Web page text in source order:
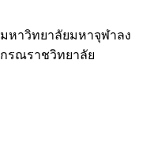
มหาวิทยาลัยมหาจุฬาลง
กรณราชวิทยาลัย